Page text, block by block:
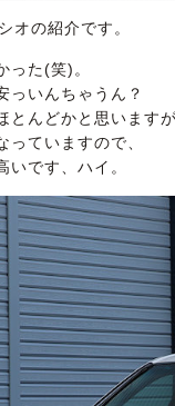
オの紹介です。
った(笑)。
っいんちゃうん？
とんどかと思いますが
っていますので、
いです、ハイ。